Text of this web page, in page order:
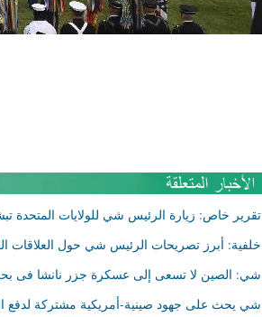
تقرير خاص: زيارة الرئيس شي للولايات المتحدة
خلفية: أبرز تصريحات الرئيس شي حول العلاقات
شي: الصين لا تسعى إلى عسكرة جزر نانشا فى
شي يحث على جهود صينية-أمريكية مشتركة لدفع